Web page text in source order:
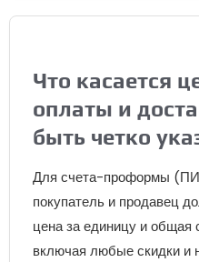
Что касается
оплаты и
быть четко
Для счета-проформы
покупатель и продавец
цена за единицу и общая
включая любые скидки и